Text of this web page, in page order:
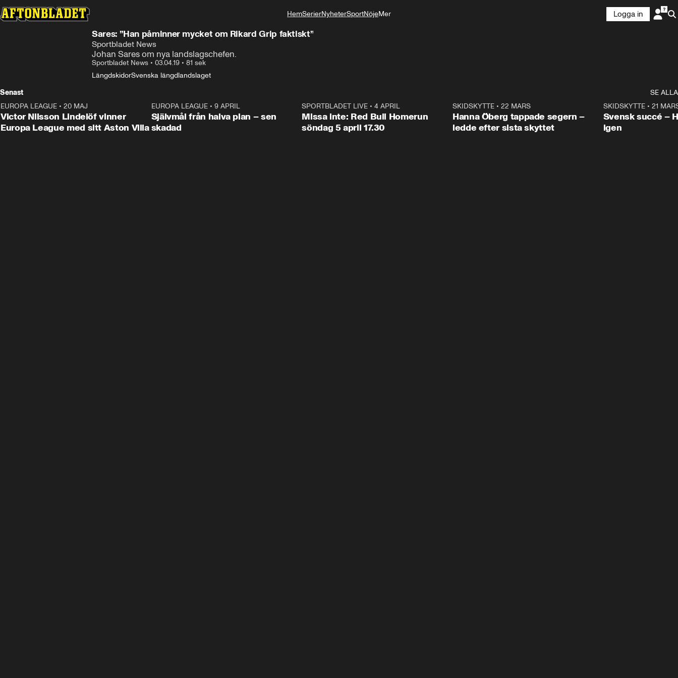
HemSerierNyheterSportNöjeMer
Logga in
Sares: ”Han påminner mycket om Rikard Grip faktiskt”
Sportbladet News
Johan Sares om nya landslagschefen.
Sportbladet News • 03.04.19 • 81 sek
LängdskidorSvenska längdlandslaget
Senast
SE ALLA
EUROPA LEAGUE • 20 MAJ
Victor Nilsson Lindelöf vinner
Europa League med sitt Aston Villa
1:03
EUROPA LEAGUE• 9 APRIL
Självmål från halva plan – sen
skadad
SPORTBLADET LIVE •4 APRIL
Missa inte: Red Bull Homerun
söndag 5 april 17.30
SKIDSKYTTE• 22 MARS
Hanna Öberg tappade segern –
ledde efter sista skyttet
SKIDSKYTTE• 21
Svensk succé –
igen